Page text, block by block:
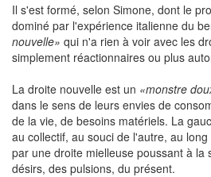
Il s'est formé, selon Simone, dont le
dominé par l'expérience italienne du
nouvelle» qui n'a rien à voir avec les
simplement réactionnaires ou plus
La droite nouvelle est un «monstre
dans le sens de leurs envies de
de la vie, de besoins matériels. La
au collectif, au souci de l'autre, au
par une droite mielleuse poussant à la
désirs, des pulsions, du présent.